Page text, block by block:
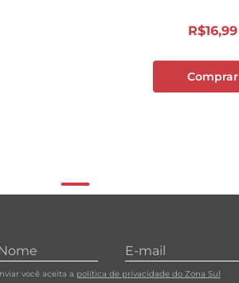
R$16,99
Comprar
você aceita a política de privacidade do Zona Sul